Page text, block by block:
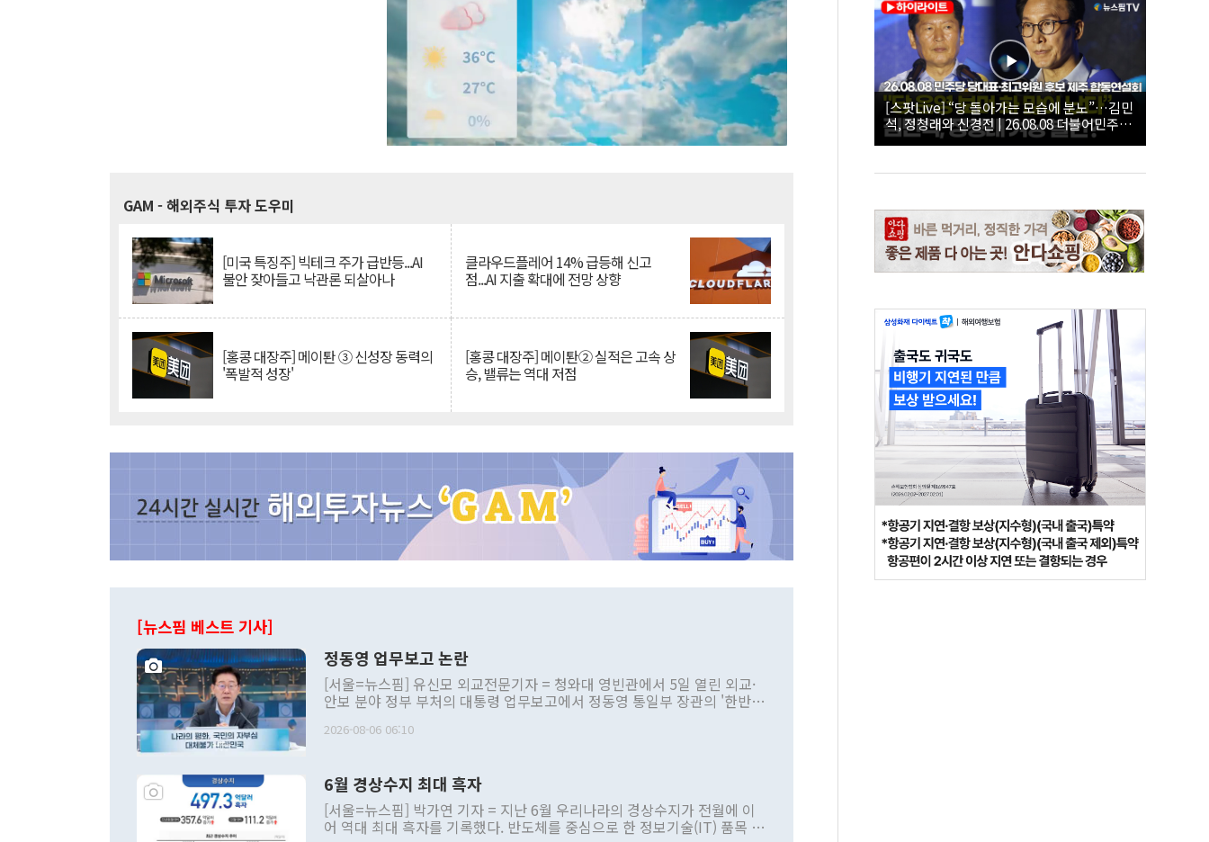
GAM - 해외주식 투자 도우미
[미국 특징주] 빅테크 주가 급반등...AI
불안 잦아들고 낙관론 되살아나
클라우드플레어 14% 급등해 신고
점...AI 지출 확대에 전망 상향
[홍콩 대장주] 메이퇀 ③ 신성장 동력의
'폭발적 성장'
[홍콩 대장주] 메이퇀② 실적은 고속 상
승, 밸류는 역대 저점
[뉴스핌 베스트 기사]
정동영 업무보고 논란
[서울=뉴스핌] 유신모 외교전문기자 = 청와대 영빈관에서 5일 열린 외교·
안보 분야 정부 부처의 대통령 업무보고에서 정동영 통일부 장관의 '한반도
발언 중에는 정부 내 조율을 거치지 않은 사안을 정책으로 추진하겠다고 공
주의적 희망에 근거한 비현실적 구상'이라는 비판을 내놨다. 그동안 정 장
관의 대북 정책 관련 발언이 물의를 빚은 적은 여러 번 있지만 대통령과 유
관 부처 장관이 공개적으로 부정적 입장을 표명한 것은 이례적이다. 정 장
2026-08-06 06:10
6월 경상수지 최대 흑자
[서울=뉴스핌] 박가연 기자 = 지난 6월 우리나라의 경상수지가 전월에 이
어 역대 최대 흑자를 기록했다. 반도체를 중심으로 한 정보기술(IT) 품목 수
[스팟Live] “당 돌아가는 모습에 분노”…김민
석, 정청래와 신경전 | 26.08.08 더불어민주당
당대표·최고위원 후보 제주 합동연설회